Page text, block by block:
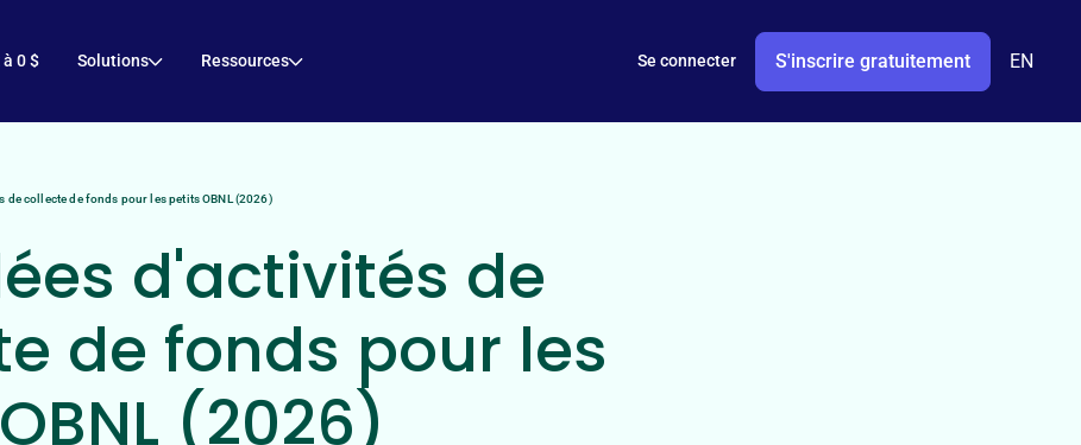
0 $ Solutions Ressources Se connecter S'inscrire gratuitement EN
de collecte de fonds pour les petits OBNL (2026)
d'activités de
de fonds pour les
(2026)